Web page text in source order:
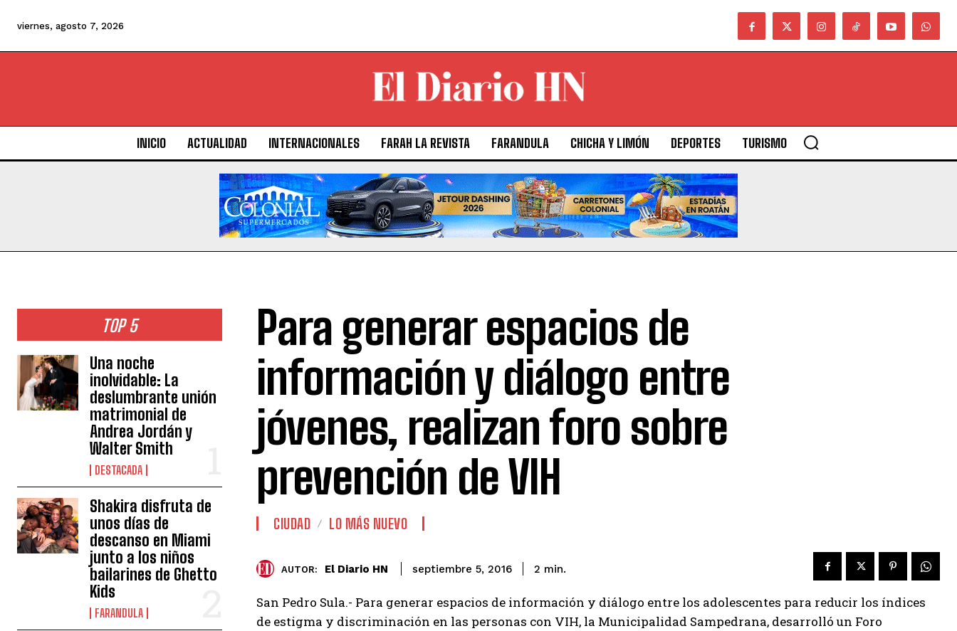
viernes, agosto 7, 2026
INICIO ACTUALIDAD INTERNACIONALES FARAH LA REVISTA FARANDULA CHICHA Y LIMÓN DEPORTES TURISMO
TOP 5
Una noche
inolvidable: La
deslumbrante unión
matrimonial de
Andrea Jordán y
Walter Smith
DESTACADA
Shakira disfruta de
unos días de
descanso en Miami
junto a los niños
bailarines de Ghetto
Kids
FARANDULA
Para generar espacios de
información y diálogo entre
jóvenes, realizan foro sobre
prevención de VIH
CIUDAD LO MÁS NUEVO
AUTOR: El Diario HN septiembre 5, 2016 2 min.
San Pedro Sula.- Para generar espacios de información y diálogo entre los adolescentes para reducir los índices
de estigma y discriminación en las personas con VIH, la Municipalidad Sampedrana, desarrolló un Foro